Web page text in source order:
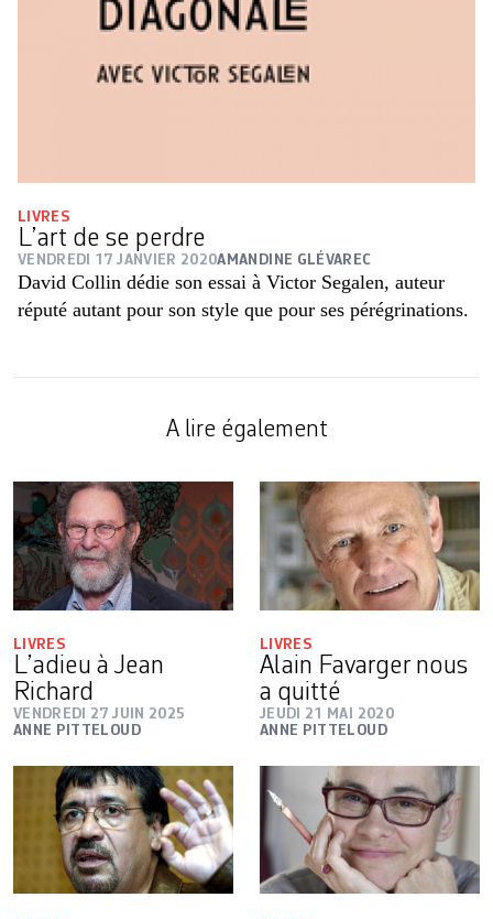
LIVRES
L’art de se perdre
VENDREDI 17 JANVIER 2020AMANDINE GLÉVAREC
David Collin dédie son essai à Victor Segalen, auteur
réputé autant pour son style que pour ses pérégrinations.
A lire également
LIVRES
L’adieu à Jean
Richard
VENDREDI 27 JUIN 2025
ANNE PITTELOUD
LIVRES
Alain Favarger nous
a quitté
JEUDI 21 MAI 2020
ANNE PITTELOUD